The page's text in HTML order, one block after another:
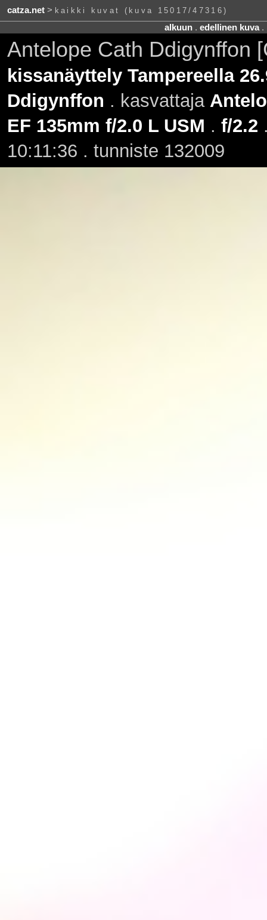
catza.net> kaikki kuvat (kuva 15017/47316)
alkuun. edellinen kuva.
Antelope Cath Ddigynffon
kissanäyttely Tampereella
Ddigynffon . kasvattaja
EF 135mm f/2.0 L USM . f/2.2
10:11:36 . tunniste 132009